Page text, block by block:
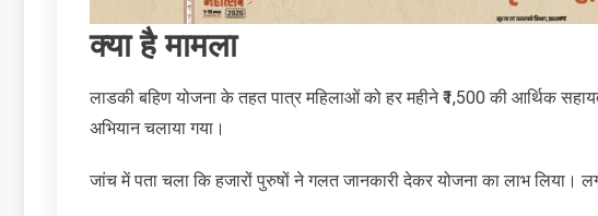
क्या है मामला
लाडकी बहिण योजना के तहत पात्र महिलाओं को हर महीने ₹1,500 की आर्थिक
अभियान चलाया गया।
जांच में पता चला कि हजारों पुरुषों ने गलत जानकारी देकर योजना का लाभ लिया।